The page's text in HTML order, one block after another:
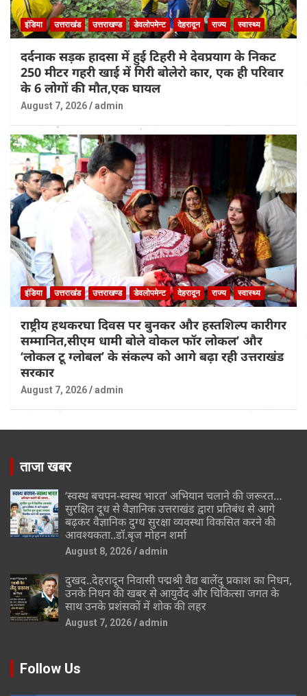
इंडिया उत्तराखंड उत्तराखण्ड डेवलोपमेन्ट देहरादून राज्य स्वास्थ्य
दर्दनाक सड़क हादसा में हुई टिहरी मे देवप्रयाग के निकट
250 मीटर गहरी खाई में गिरी बोलेरो कार, एक ही परिवार
के 6 लोगों की मौत,एक घायल
August 7, 2026 admin
इंडिया उत्तराखंड उत्तराखण्ड डेवलोपमेन्ट देहरादून राज्य स्वास्थ्य
राष्ट्रीय हथकरघा दिवस पर बुनकर और हस्तशिल्प कारीगर
सम्मानित,सीएम धामी बोले वोकल फॉर लोकल’ और
‘लोकल टू ग्लोबल’ के संकल्प को आगे बढ़ा रही उत्तराखंड
सरकार
August 7, 2026 admin
ताजा खबर
‘स्वस्थ बचपन-स्वस्थ भारत’ अभियान चलाने की जरूरत…
सुरक्षित दूध से वैज्ञानिक उत्तराखंड द्वारा प्रतिबंध से आगे
बढ़कर वैज्ञानिक दुग्ध सुरक्षा व्यवस्था विकसित करने की
आवश्यकता..डॉ.बृज मोहन शर्मा
August 8, 2026 admin
दुखद..देहरादून निवासी पद्मश्री वैद्य बालेंदु प्रकाश का निधन,
उनके निधन की खबर से आयुर्वेद और चिकित्सा जगत के
साथ उनके प्रशंसकों में शोक की लहर
August 7, 2026 admin
Follow Us